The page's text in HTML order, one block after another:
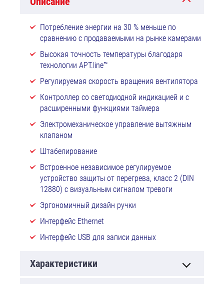
Потребление энергии на 30 % меньше по
сравнению с продаваемыми на рынке камерами
Высокая точность температуры благодаря
технологии APT.line™
Регулируемая скорость вращения вентилятора
Контроллер со светодиодной индикацией и с
расширенными функциями таймера
Электромеханическое управление вытяжным
клапаном
Штабелирование
Встроенное независимое регулируемое
устройство защиты от перегрева, класс 2 (DIN
12880) с визуальным сигналом тревоги
Эргономичный дизайн ручки
Интерфейс Ethernet
Интерфейс USB для записи данных
Характеристики